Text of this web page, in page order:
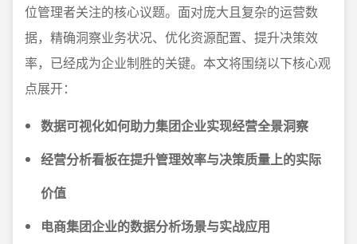
位管理者关注的核心议题。面对庞大且复杂的运营数
据，精确洞察业务状况、优化资源配置、提升决策效
率，已经成为企业制胜的关键。本文将围绕以下核心观
点展开：
数据可视化如何助力集团企业实现经营全景洞察
经营分析看板在提升管理效率与决策质量上的实际
价值
电商集团企业的数据分析场景与实战应用